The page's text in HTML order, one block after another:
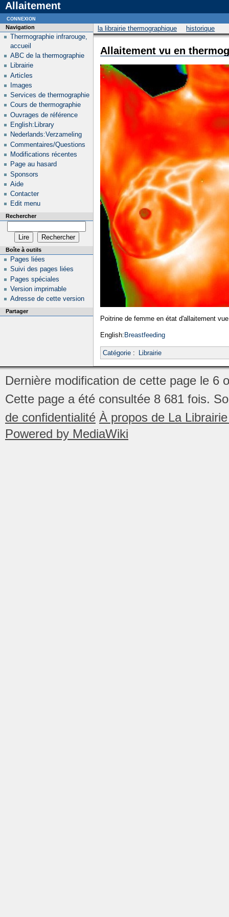
Allaitement
la librairie thermographique historique
Allaitement vu en
Poitrine de femme en état d'allaitement
English: Breastfeeding
Catégorie: Librairie
Navigation
Thermographie infrarouge,
accueil
ABC de la thermographie
Librairie
Articles
Images
Services de thermographie
Cours de thermographie
Ouvrages de référence
English:Library
Nederlands:Verzameling
Commentaires/Questions
Modifications récentes
Page au hasard
Sponsors
Aide
Contacter
Edit menu
Rechercher
Boîte à outils
Pages liées
Suivi des pages liées
Pages spéciales
Version imprimable
Adresse de cette version
Partager
connexion
Dernière modification de cette page le 6
Cette page a été consultée 8 681 fois.
de confidentialité À propos de La
Powered by MediaWiki